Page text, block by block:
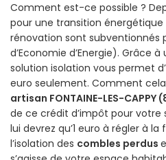
Comment est-ce possible ?
pour une transition énergétique
rénovation sont subventionnés
d’Economie d’Energie). Grâce
solution isolation vous permet
euro seulement. Comment
artisan FONTAINE-LES-CAPPY
de ce crédit d’impôt pour votre
lui devrez qu’1 euro à régler à
l’isolation des combles perdus